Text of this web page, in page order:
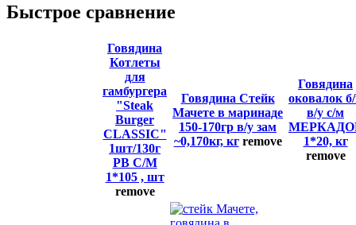
Быстрое сравнение
Говядина
Котлеты
для
гамбургера
"Steak
Burger
CLASSIC"
1шт/130г
PB С/М
1*105 , шт
remove
Говядина Стейк
Мачете в маринаде
150-170гр в/у зам
~0,170кг, кг remove
Говядина
оковалок
в/у с/м
1*20, кг
remove